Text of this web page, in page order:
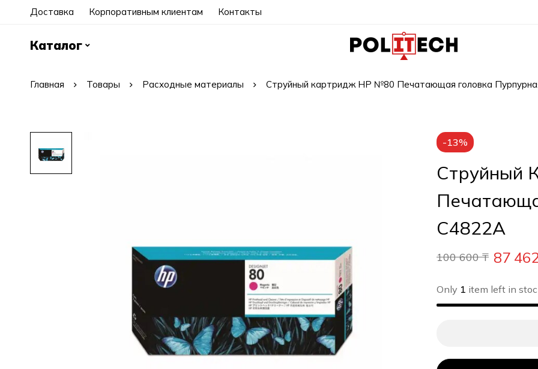
Доставка Корпоративным клиентам Контакты
Каталог
Главная Товары Расходные материалы Струйный картридж HP №80 Печатающая головка
-13%
Струйный
C4822A
100 600₸ 87
Only 1 item left in